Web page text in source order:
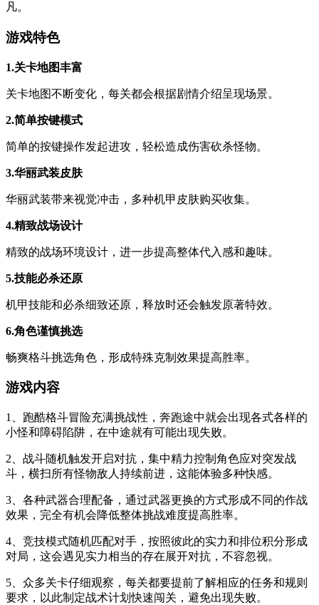
凡。
游戏特色
1.关卡地图丰富
关卡地图不断变化，每关都会根据剧情介绍呈现场景。
2.简单按键模式
简单的按键操作发起进攻，轻松造成伤害砍杀怪物。
3.华丽武装皮肤
华丽武装带来视觉冲击，多种机甲皮肤购买收集。
4.精致战场设计
精致的战场环境设计，进一步提高整体代入感和趣味。
5.技能必杀还原
机甲技能和必杀细致还原，释放时还会触发原著特效。
6.角色谨慎挑选
畅爽格斗挑选角色，形成特殊克制效果提高胜率。
游戏内容
1、跑酷格斗冒险充满挑战性，奔跑途中就会出现各式各样的
小怪和障碍陷阱，在中途就有可能出现失败。
2、战斗随机触发开启对抗，集中精力控制角色应对突发战
斗，横扫所有怪物敌人持续前进，这能体验多种快感。
3、各种武器合理配备，通过武器更换的方式形成不同的作战
效果，完全有机会降低整体挑战难度提高胜率。
4、竞技模式随机匹配对手，按照彼此的实力和排位积分形成
对局，这会遇见实力相当的存在展开对抗，不容忽视。
5、众多关卡仔细观察，每关都要提前了解相应的任务和规则
要求，以此制定战术计划快速闯关，避免出现失败。